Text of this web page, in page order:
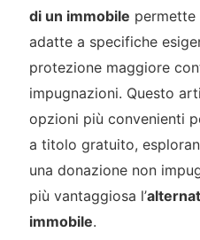
di un immobile permette
adatte a specifiche
protezione maggiore
impugnazioni. Questo
opzioni più convenienti
a titolo gratuito,
una donazione non
più vantaggiosa l’
immobile.